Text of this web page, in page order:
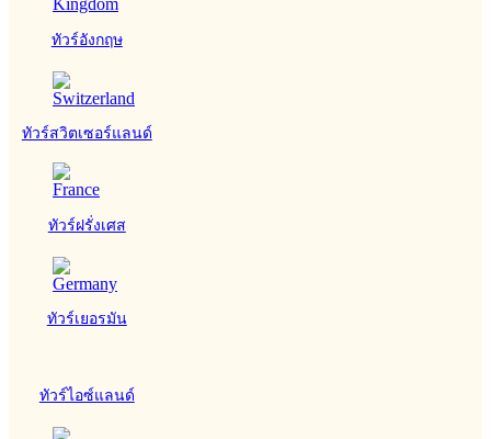
ทัวร์อังกฤษ
ทัวร์สวิตเซอร์แลนด์
ทัวร์ฝรั่งเศส
ทัวร์เยอรมัน
ทัวร์ไอซ์แลนด์